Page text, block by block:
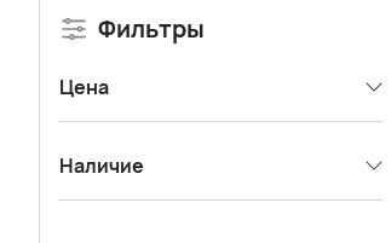
Фильтры
Цена
Наличие